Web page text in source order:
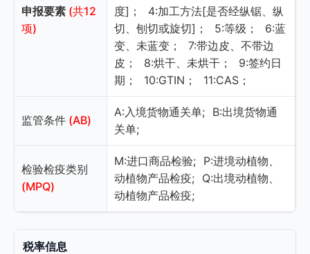
申报要素 (共12
项)
度]；
4:加工方法[是否经纵锯、纵
切、刨切或旋切]；
5:等级；
6:蓝
变、未蓝变；
7:带边皮、不带边
皮；
8:烘干、未烘干；
9:签约日
期；
10:GTIN； 11:CAS；
监管条件 (AB)
A:入境货物通关单; B:出境货物通
关单;
检验检疫类别
(MPQ)
M:进口商品检验; P:进境动植物、
动植物产品检疫; Q:出境动植物、
动植物产品检疫;
税率信息